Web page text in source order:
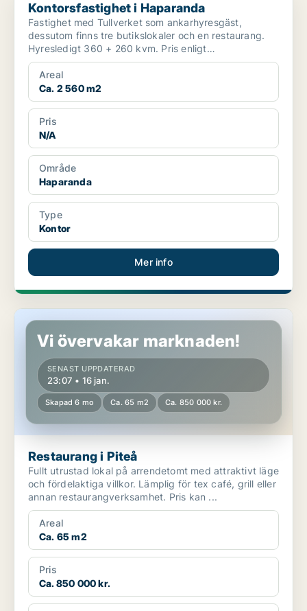
Kontorsfastighet i Haparanda
Fastighet med Tullverket som ankarhyresgäst,
dessutom finns tre butikslokaler och en restaurang.
Hyresledigt 360 + 260 kvm. Pris enligt
överenskommelse, lämn...
Areal
Ca. 2 560 m2
Pris
N/A
Område
Haparanda
Type
Kontor
Mer info
Restaurang i Piteå
Vi övervakar marknaden!
SENAST UPPDATERAD
23:07 • 16 jan.
Skapad 6 mo Ca. 65 m2 Ca. 850 000 kr.
Restaurang i Piteå
Fullt utrustad lokal på arrendetomt med attraktivt läge
och fördelaktiga villkor. Lämplig för tex café, grill eller
annan restaurangverksamhet. Pris kan ...
Areal
Ca. 65 m2
Pris
Ca. 850 000 kr.